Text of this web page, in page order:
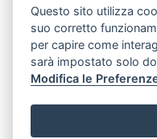
Questo sito utilizza
suo corretto
per capire come
sarà impostato solo
Modifica le